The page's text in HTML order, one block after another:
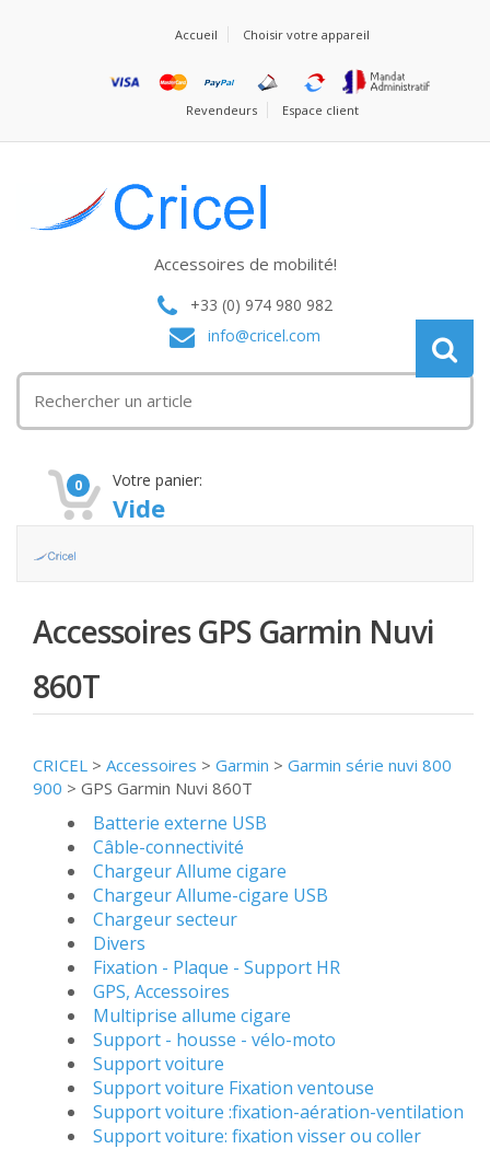
Accueil Choisir votre appareil
Revendeurs Espace client
Accessoires de mobilité!
+33 (0) 974 980 982
info@cricel.com
0 Votre panier:
Vide
Accessoires GPS Garmin Nuvi
860T
CRICEL > Accessoires > Garmin > Garmin série nuvi 800
900 > GPS Garmin Nuvi 860T
Batterie externe USB
Câble-connectivité
Chargeur Allume cigare
Chargeur Allume-cigare USB
Chargeur secteur
Divers
Fixation - Plaque - Support HR
GPS, Accessoires
Multiprise allume cigare
Support - housse - vélo-moto
Support voiture
Support voiture Fixation ventouse
Support voiture :fixation-aération-ventilation
Support voiture: fixation visser ou coller